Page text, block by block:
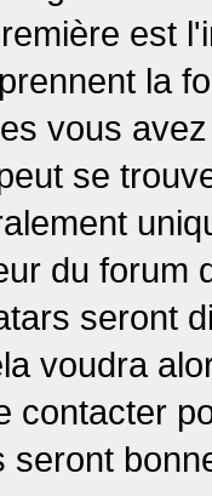
est
la
vous
se
du forum
seront
voudra
contacter
seront